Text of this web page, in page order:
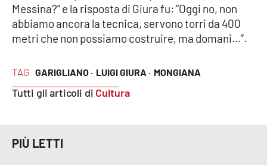
LAC
NETWORK
Lacplay.it
Lactv.it
TAG GARIGLIANO · LUIGI GIURA · MONGIANA
Tutti gli articoli di Cultura
Messina?” e la risposta di Giura fu: “Oggi no, non
abbiamo ancora la tecnica, servono torri da 400
metri che non possiamo costruire, ma domani…”.
PIÙ LETTI